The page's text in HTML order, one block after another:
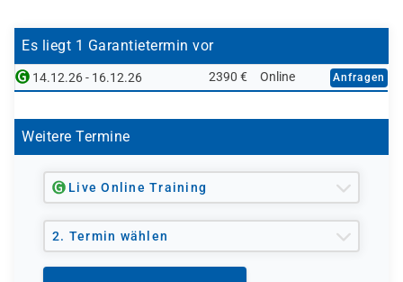
Es liegt 1 Garantietermin vor
14.12.26 - 16.12.26 2390 € Online Anfragen
Weitere Termine
Live Online Training
2. Termin wählen